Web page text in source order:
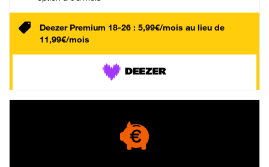
Deezer Premium 18-26 : 5,99€/mois au lieu de
11,99€/mois